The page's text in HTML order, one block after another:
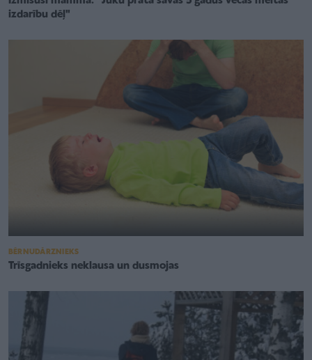
izdarību dēļ"
BĒRNUDĀRZNIEKS
Trīsgadnieks neklausa un dusmojas